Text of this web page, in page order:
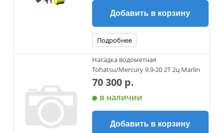
Добавить в корзину
Подробнее
Насадка водометная
Tohatsu/Mercury 9.9-20 2Т 2ц Marlin
70 300 р.
в наличии
Добавить в корзину